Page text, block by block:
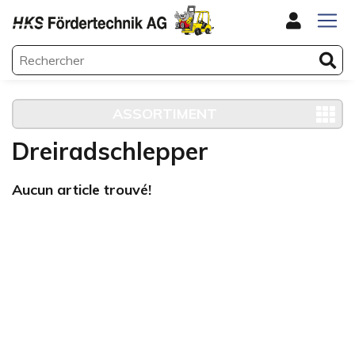
Dreiradschlepper
Aucun article trouvé!